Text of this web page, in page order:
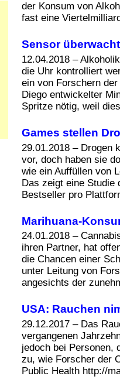
der Konsum von
fast eine
Sensor
12.04.2018 –
die Uhr kontrolliert
ein von Forschern
Diego entwickelter
Spritze nötig, weil
Games stellen
29.01.2018 – Drogen
vor, doch haben sie
wie ein Auffüllen von
Das zeigt eine Studie
Bestseller pro
Marihuana-
24.01.2018 –
ihren Partner, hat
die Chancen einer
unter Leitung von
angesichts der
USA: Rauchen
29.12.2017 – Das
vergangenen
jedoch bei Personen,
zu, wie Forscher der
Public Health http://